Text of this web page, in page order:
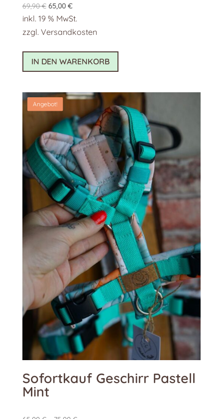
69,90€ Ursprünglicher
Preis
war:
65,00 €Aktueller
Preis
ist:
inkl. 19 % MwSt.
zzgl. Versandkosten
IN DEN WARENKORB
Angebot!
Sofortkauf Geschirr Pastell
Mint